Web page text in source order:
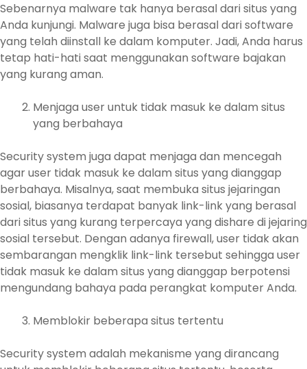
Sebenarnya malware tak hanya berasal dari situs yang
Anda kunjungi. Malware juga bisa berasal dari software
yang telah diinstall ke dalam komputer. Jadi, Anda harus
tetap hati-hati saat menggunakan software bajakan
yang kurang aman.
Menjaga user untuk tidak masuk ke dalam situs
yang berbahaya
Security system juga dapat menjaga dan mencegah
agar user tidak masuk ke dalam situs yang dianggap
berbahaya. Misalnya, saat membuka situs jejaringan
sosial, biasanya terdapat banyak link-link yang berasal
dari situs yang kurang terpercaya yang dishare di jejaring
sosial tersebut. Dengan adanya firewall, user tidak akan
sembarangan mengklik link-link tersebut sehingga user
tidak masuk ke dalam situs yang dianggap berpotensi
mengundang bahaya pada perangkat komputer Anda.
Memblokir beberapa situs tertentu
Security system adalah mekanisme yang dirancang